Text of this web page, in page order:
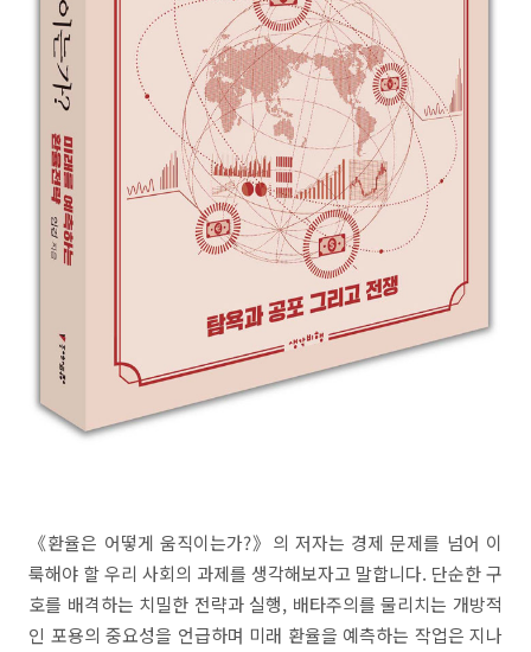
《환율은 어떻게 움직이는가?》의 저자는 경제 문제를 넘어 이
룩해야 할 우리 사회의 과제를 생각해보자고 말합니다. 단순한 구
호를 배격하는 치밀한 전략과 실행, 배타주의를 물리치는 개방적
인 포용의 중요성을 언급하며 미래 환율을 예측하는 작업은 지나